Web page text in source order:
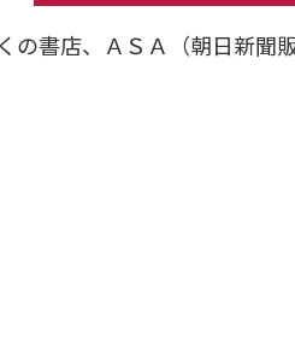
の書店、ＡＳＡ（朝日新聞